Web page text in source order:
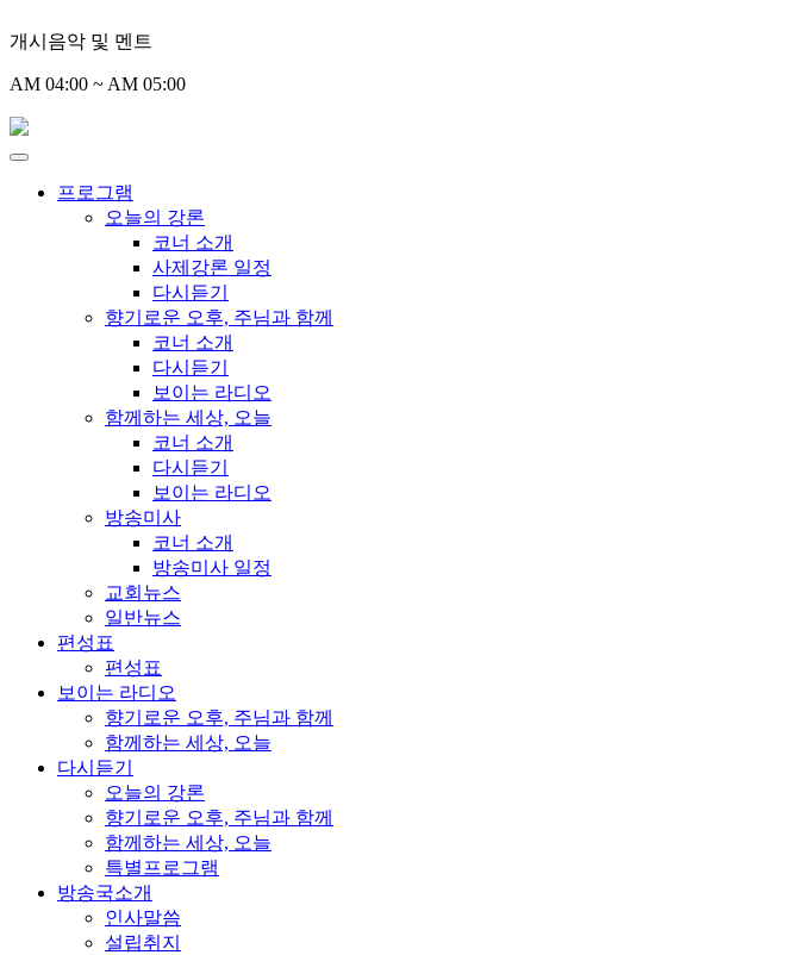
개시음악 및 멘트
AM 04:00 ~ AM 05:00
프로그램
오늘의 강론
코너 소개
사제강론 일정
다시듣기
향기로운 오후, 주님과 함께
코너 소개
다시듣기
보이는 라디오
함께하는 세상, 오늘
코너 소개
다시듣기
보이는 라디오
방송미사
코너 소개
방송미사 일정
교회뉴스
일반뉴스
편성표
편성표
보이는 라디오
향기로운 오후, 주님과 함께
함께하는 세상, 오늘
다시듣기
오늘의 강론
향기로운 오후, 주님과 함께
함께하는 세상, 오늘
특별프로그램
방송국소개
인사말씀
설립취지